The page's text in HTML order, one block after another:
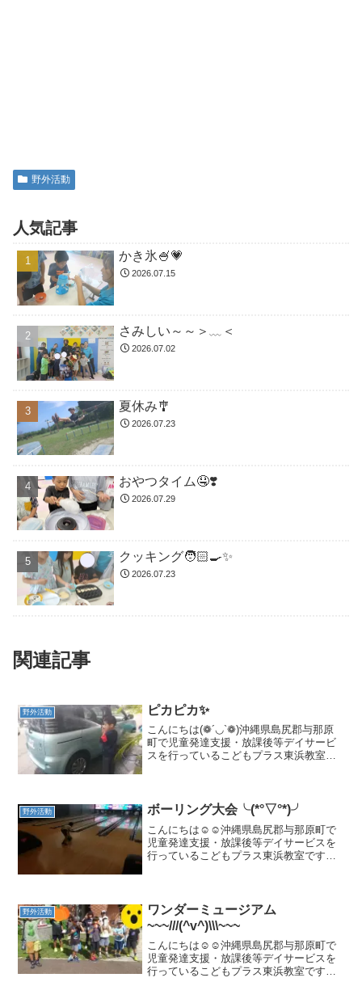
野外活動
人気記事
かき氷🍧💗
2026.07.15
さみしい～～＞﹏＜
2026.07.02
夏休み🎐
2026.07.23
おやつタイム🤤❣️
2026.07.29
クッキング🧑🏻‍🍳✨
2026.07.23
関連記事
野外活動 ピカピカ✨
こんにちは(❁´◡`❁)沖縄県島尻郡与那原
町で児童発達支援・放課後等デイサービ
スを行っているこどもプラス東浜教室で
もご利用い...
野外活動 ボーリング大会╰(*°▽°*)╯
こんにちは☺️☺️沖縄県島尻郡与那原町で
児童発達支援・放課後等デイサービスを
行っているこどもプラス東浜教室です。
くてもご利用いた...
野外活動
ワンダーミュージアム
~~~///(^v^)\\\~~~
こんにちは☺️☺️沖縄県島尻郡与那原町で
児童発達支援・放課後等デイサービスを
行っているこどもプラス東浜教室です。